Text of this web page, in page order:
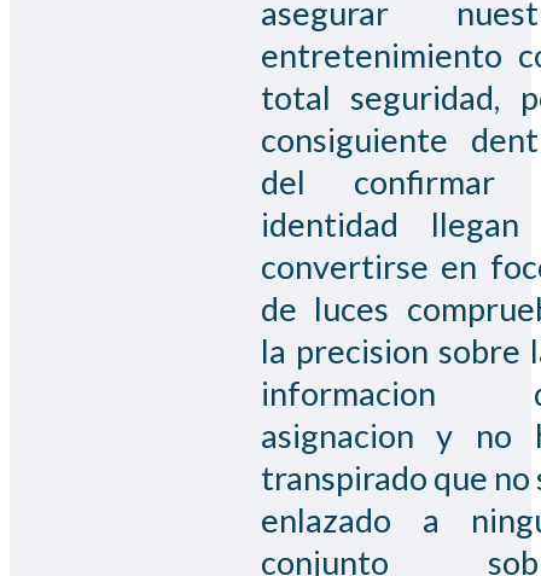
asegurar
entretenimiento
total seguridad,
consiguiente
del confirmar
identidad
convertirse en
de luces
la precision sobre
informacion
asignacion y no
transpirado que no
enlazado a
conjunto